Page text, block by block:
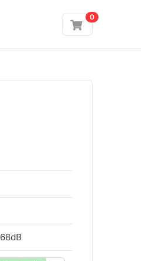
0
68dB